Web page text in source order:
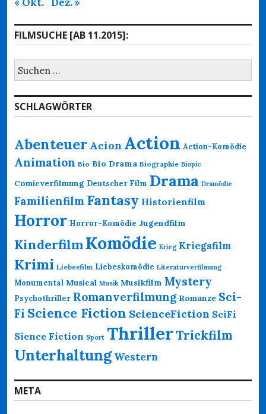
FILMSUCHE [AB 11.2015]:
Suchen
nach:
SCHLAGWÖRTER
Abenteuer Acion Action Action-Komödie
Animation Bio Bio Drama Biographie Biopic
Comicverfilmung Deutscher Film Drama Dramödie
Familienfilm Fantasy Historienfilm
Horror Horror-Komödie Jugendfilm
KinderfilmKomödie Krieg Kriegsfilm
Krimi Liebesfilm Liebeskomödie Literaturverfilmung
Monumental Musical Musik Musikfilm Mystery
Psychothriller Romanverfilmung Romanze Sci-
Fi Science Fiction ScienceFiction SciFi
Sience Fiction Sport ThrillerTrickfilm
Unterhaltung Western
META